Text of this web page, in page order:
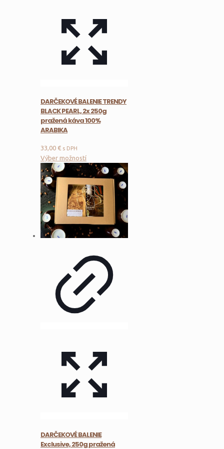
DARČEKOVÉ BALENIE TRENDY
BLACK PEARL, 2x 250g
pražená káva 100%
ARABIKA
33,00 € s DPH
Výber možnostíTento
produkt
má
viacero
variantov.
Možnosti
si
môžete
vybrať
produktu.
DARČEKOVÉ BALENIE
Exclusive, 250g pražená